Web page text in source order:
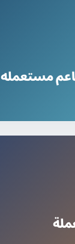
مستعمله